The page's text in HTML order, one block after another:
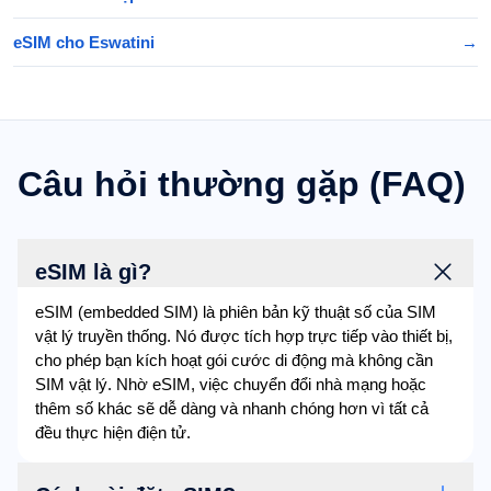
eSIM cho Eswatini →
Câu hỏi thường gặp (FAQ)
eSIM là gì?
eSIM (embedded SIM) là phiên bản kỹ thuật số của SIM
vật lý truyền thống. Nó được tích hợp trực tiếp vào thiết bị,
cho phép bạn kích hoạt gói cước di động mà không cần
SIM vật lý. Nhờ eSIM, việc chuyển đổi nhà mạng hoặc
thêm số khác sẽ dễ dàng và nhanh chóng hơn vì tất cả
đều thực hiện điện tử.